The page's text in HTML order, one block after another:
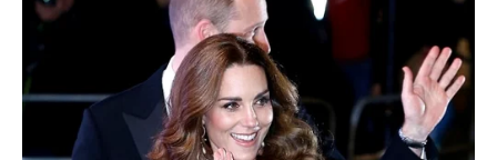
flores brancas
4 Jogos de Banheiro com Gráficos – Passo a
Modelo 1
Modelo 2
Modelo 3